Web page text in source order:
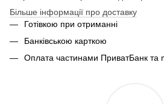
Більше інформації про доставку
Готівкою при отриманні
Банківською карткою
Оплата частинами ПриватБанк та